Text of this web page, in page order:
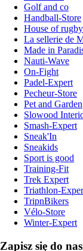
Golf and co
Handball-Store
House of rugby
La sellerie de
Made in
Nauti-Wave
On-Fight
Padel-Expert
Pecheur-Store
Pet and Garden
Slowood
Smash-Expert
Sneak'In
Sneakids
Sport is good
Training-Fit
Trek Expert
Triathlon-
TripnBikers
Vélo-Store
Winter-Expert
Zapisz się do